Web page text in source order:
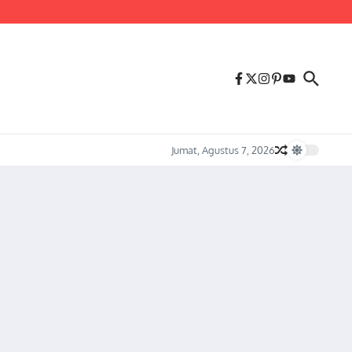
Melonjaknya Harga dan Kelangkaan Solar Bersubsidi.
Jumat, Agustus 7, 2026